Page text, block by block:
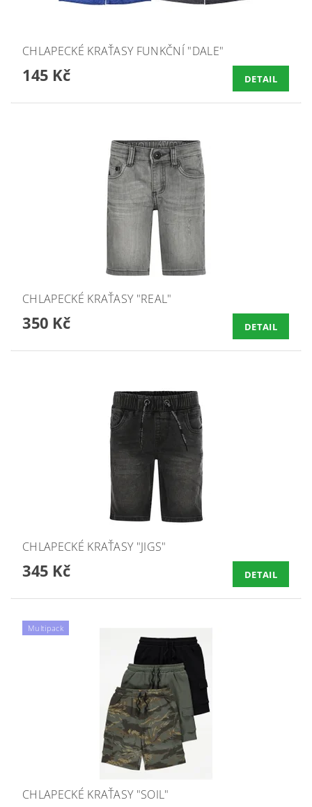
CHLAPECKÉ KRAŤASY FUNKČNÍ "DALE"
145 Kč DETAIL
CHLAPECKÉ KRAŤASY "REAL"
350 Kč DETAIL
CHLAPECKÉ KRAŤASY "JIGS"
345 Kč DETAIL
Multipack
CHLAPECKÉ KRAŤASY "SOIL"